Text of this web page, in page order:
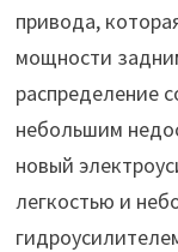
привода,
мощности
распределение
небольшим
новый
легкостью и